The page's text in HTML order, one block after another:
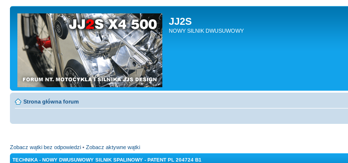
JJ2S
NOWY SILNIK DWUSUWOWY
Strona główna forum
Zobacz wątki bez odpowiedzi • Zobacz aktywne wątki
TECHNIKA - NOWY DWUSUWOWY SILNIK SPALINOWY - PATENT PL 204724 B1